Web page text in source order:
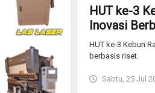
HUT ke-3
Inovasi
HUT ke-3 Kebun
berbasis riset.
Sabtu, 25 Jul